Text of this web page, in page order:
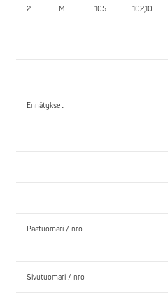
2. M 105 102,10
Ennätykset
Päätuomari / nro
Sivutuomari / nro